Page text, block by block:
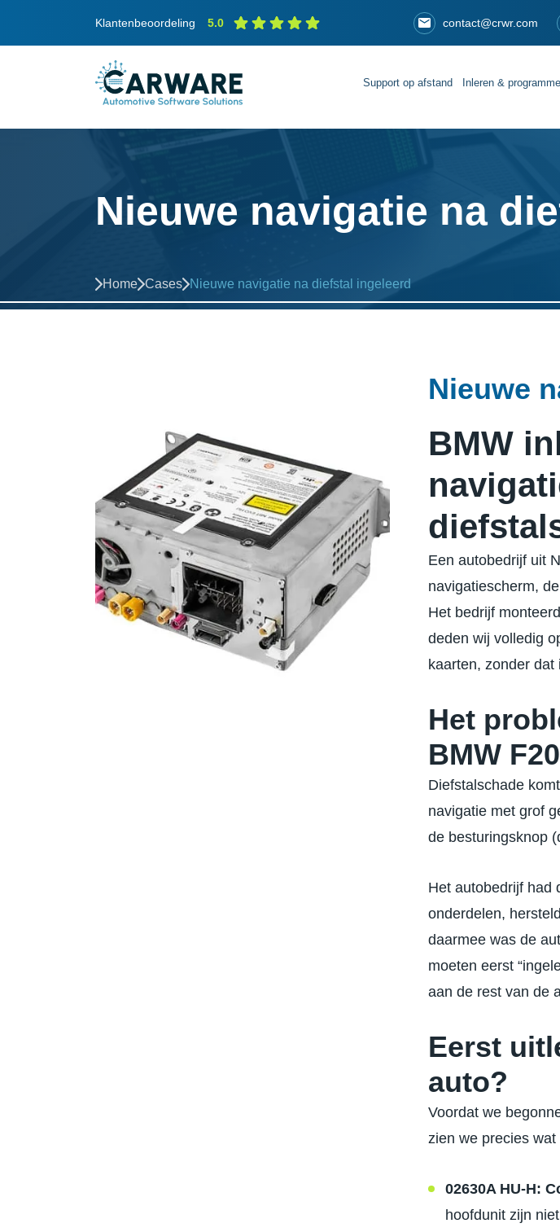
Klantenbeoordeling 5.0 contact@crwr.com
Support op afstand Inleren &
Nieuwe navigatie na
Home Cases Nieuwe navigatie na diefstal ingeleerd
Nieuwe
BMW
Een autobedrijf uit
navigatiescherm,
Het bedrijf
deden wij volledig
kaarten, zonder
Het
BMW F20
Diefstalschade
navigatie met grof
de besturingsknop
Het autobedrijf had
onderdelen,
daarmee was de
moeten eerst
aan de rest van de
Eerst
auto?
Voordat we
zien we precies
02630A HU-H:
hoofdunit zijn